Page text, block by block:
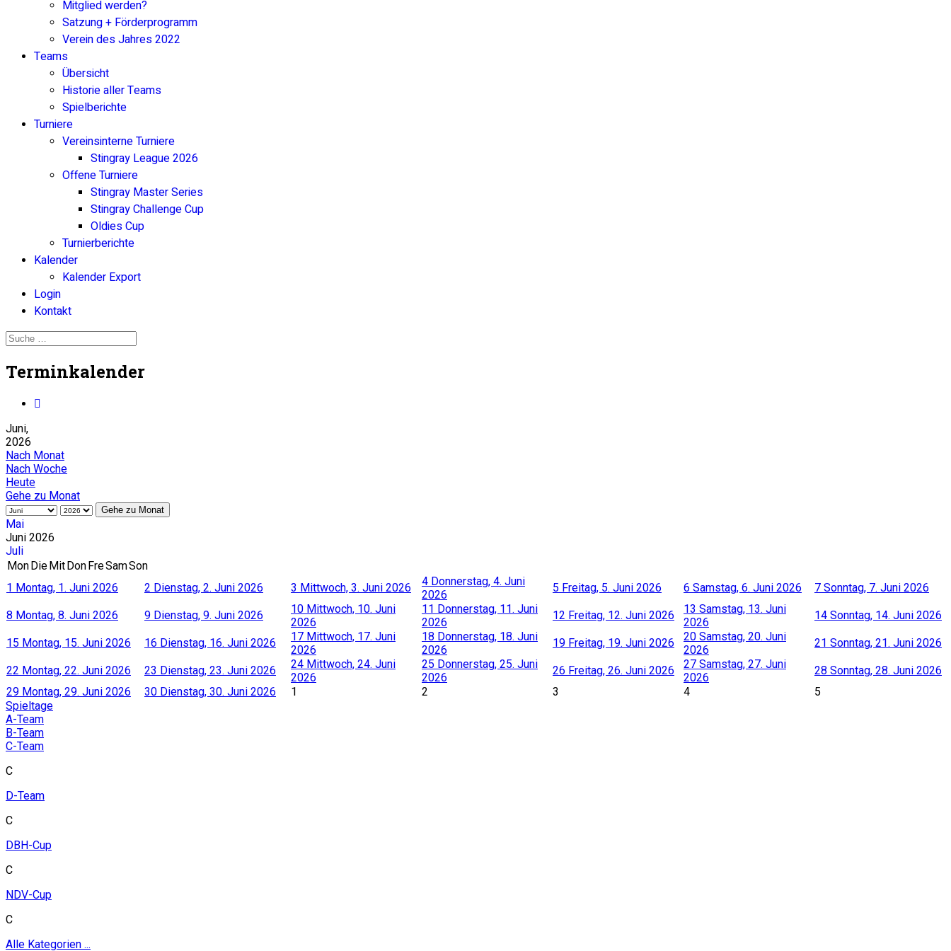
Mitglied werden?
Satzung + Förderprogramm
Verein des Jahres 2022
Teams
Übersicht
Historie aller Teams
Spielberichte
Turniere
Vereinsinterne Turniere
Stingray League 2026
Offene Turniere
Stingray Master Series
Stingray Challenge Cup
Oldies Cup
Turnierberichte
Kalender
Kalender Export
Login
Kontakt
Terminkalender
Juni,
2026
Nach Monat
Nach Woche
Heute
Gehe zu Monat
Gehe zu Monat
Mai
Juni 2026
Juli
MonDieMitDonFreSamSon
1 Montag, 1. Juni 2026 2 Dienstag, 2. Juni 2026 3 Mittwoch, 3. Juni 2026 4 Donnerstag, 4. Juni
2026
5 Freitag, 5. Juni 2026 6 Samstag, 6. Juni 2026 7 Sonntag, 7. Juni 2026
8 Montag, 8. Juni 2026 9 Dienstag, 9. Juni 2026 10 Mittwoch, 10. Juni
2026
11 Donnerstag, 11. Juni
2026
12 Freitag, 12. Juni 2026 13 Samstag, 13. Juni
2026
14 Sonntag, 14. Juni 2026
15 Montag, 15. Juni 2026 16 Dienstag, 16. Juni 2026 17 Mittwoch, 17. Juni
2026
18 Donnerstag, 18. Juni
2026
19 Freitag, 19. Juni 2026 20 Samstag, 20. Juni
2026
21 Sonntag, 21. Juni 2026
22 Montag, 22. Juni 2026 23 Dienstag, 23. Juni 2026 24 Mittwoch, 24. Juni
2026
25 Donnerstag, 25. Juni
2026
26 Freitag, 26. Juni 2026 27 Samstag, 27. Juni
2026
28 Sonntag, 28. Juni 2026
29 Montag, 29. Juni 2026 30 Dienstag, 30. Juni 2026 1 2 3 4
5
Spieltage
A-Team
B-Team
C-Team
C
D-Team
C
DBH-Cup
C
NDV-Cup
C
Alle Kategorien ...